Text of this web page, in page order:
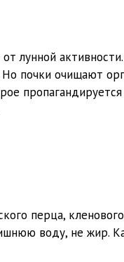
лунной
Но почки очищают
перца,
воду, не жир.